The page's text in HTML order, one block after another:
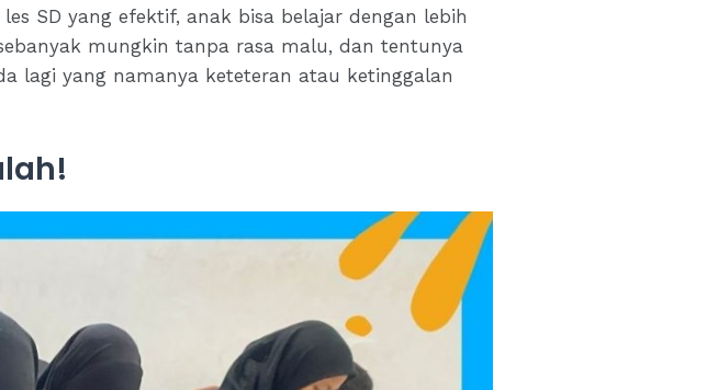
SD yang efektif, anak bisa belajar dengan lebih
mungkin tanpa rasa malu, dan tentunya
lagi yang namanya keteteran atau ketinggalan